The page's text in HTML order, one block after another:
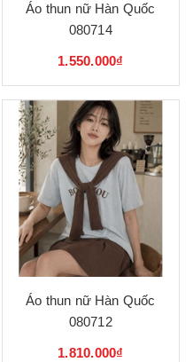
Áo thun nữ Hàn Quốc
080714
1.550.000₫
Áo thun nữ Hàn Quốc
080712
1.810.000₫